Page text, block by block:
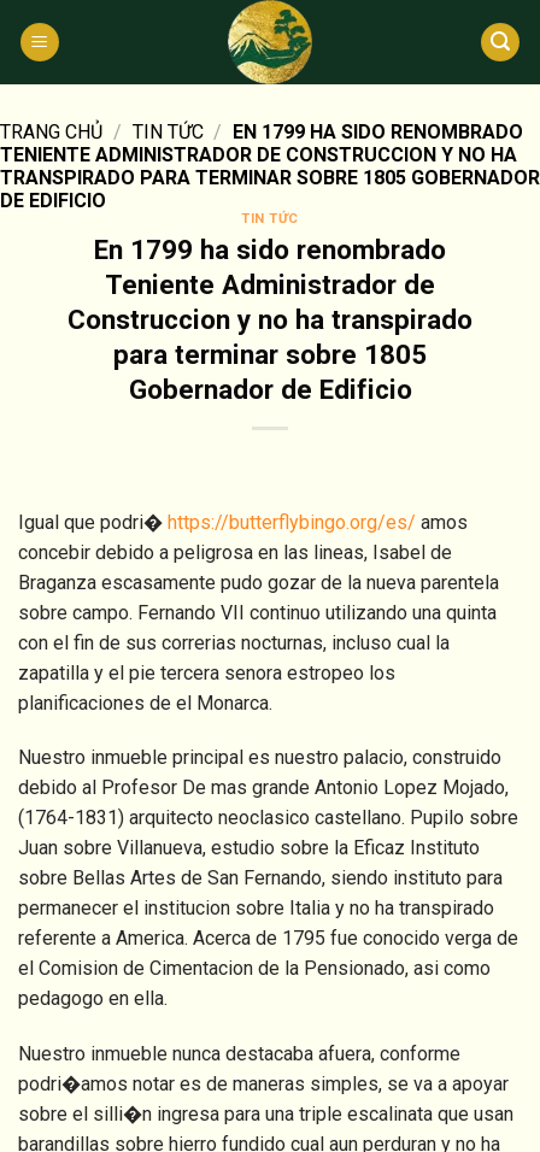
qua
TRANG CHỦ / TIN TỨC / EN 1799 HA SIDO RENOMBRADO
TENIENTE ADMINISTRADOR DE CONSTRUCCION Y NO HA
TRANSPIRADO PARA TERMINAR SOBRE 1805 GOBERNADOR
DE EDIFICIO
TIN TỨC
En 1799 ha sido renombrado
Teniente Administrador de
Construccion y no ha transpirado
para terminar sobre 1805
Gobernador de Edificio
Igual que podri� https://butterflybingo.org/es/ amos
concebir debido a peligrosa en las lineas, Isabel de
Braganza escasamente pudo gozar de la nueva parentela
sobre campo. Fernando VII continuo utilizando una quinta
con el fin de sus correrias nocturnas, incluso cual la
zapatilla y el pie tercera senora estropeo los
planificaciones de el Monarca.
Nuestro inmueble principal es nuestro palacio, construido
debido al Profesor De mas grande Antonio Lopez Mojado,
(1764-1831) arquitecto neoclasico castellano. Pupilo sobre
Juan sobre Villanueva, estudio sobre la Eficaz Instituto
sobre Bellas Artes de San Fernando, siendo instituto para
permanecer el institucion sobre Italia y no ha transpirado
referente a America. Acerca de 1795 fue conocido verga de
el Comision de Cimentacion de la Pensionado, asi como
pedagogo en ella.
Nuestro inmueble nunca destacaba afuera, conforme
podri�amos notar es de maneras simples, se va a apoyar
sobre el silli�n ingresa para una triple escalinata que usan
barandillas sobre hierro fundido cual aun perduran y no ha